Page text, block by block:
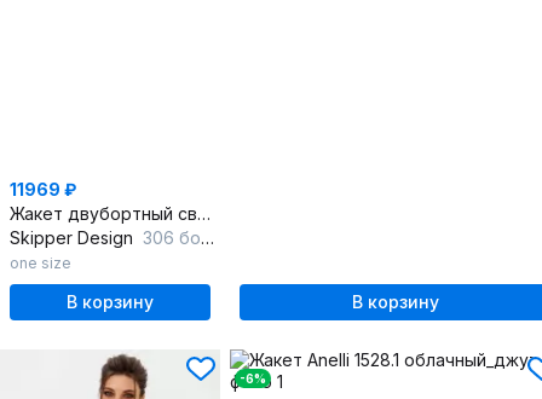
11969 ₽
Жакет двубортный свободный с карманами на клапанах
Skipper Design 306 бордо
one size
В корзину В корзину
-6%